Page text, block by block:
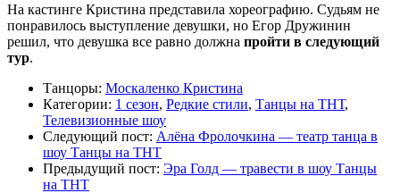
На кастинге Кристина представила хореографию. Судьям не
понравилось выступление девушки, но Егор Дружинин
решил, что девушка все равно должна пройти в следующий
тур.
Танцоры: Москаленко Кристина
Категории: 1 сезон, Редкие стили, Танцы на ТНТ,
Телевизионные шоу
Следующий пост: Алёна Фролочкина — театр танца в
шоу Танцы на ТНТ
Предыдущий пост: Эра Голд — травести в шоу Танцы
на ТНТ